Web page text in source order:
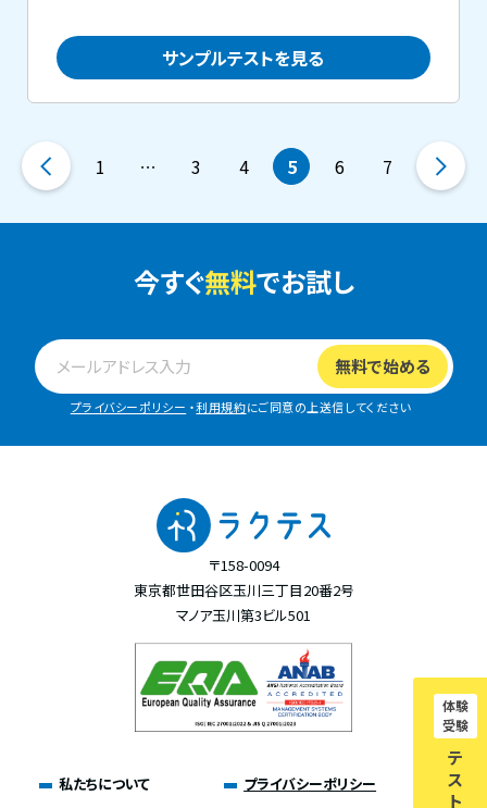
体験
受験
テ
ス
ト
サンプルテストを見る
1 … 3 4 5 6 7
今すぐ無料でお試し
プライバシーポリシー ・利用規約にご同意の上送信してください
〒158-0094
東京都世田谷区玉川三丁目20番2号
マノア玉川第3ビル501
私たちについて プライバシーポリシー